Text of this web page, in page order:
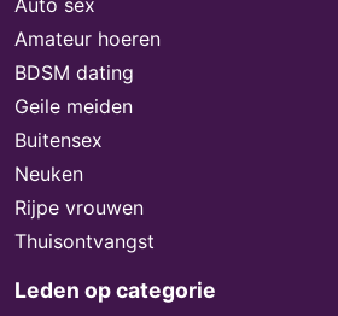
Amateur hoeren
BDSM dating
Geile meiden
Buitensex
Neuken
Rijpe vrouwen
Thuisontvangst
Leden op categorie